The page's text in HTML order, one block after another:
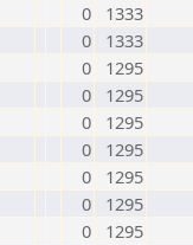
0
1333
0
1333
0
1295
0
1295
0
1295
0
1295
0
1295
0
1295
0
1295